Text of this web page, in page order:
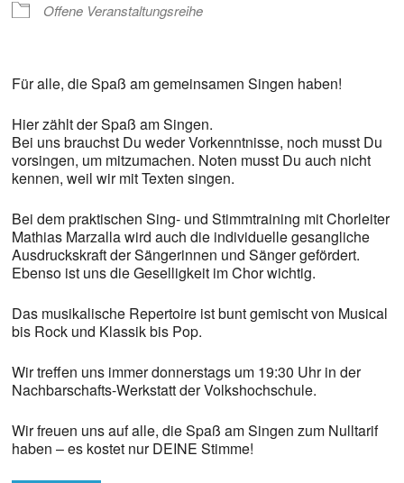
Offene Veranstaltungsreihe
Für alle, die Spaß am gemeinsamen Singen haben!
Hier zählt der Spaß am Singen.
Bei uns brauchst Du weder Vorkenntnisse, noch musst Du
vorsingen, um mitzumachen. Noten musst Du auch nicht
kennen, weil wir mit Texten singen.
Bei dem praktischen Sing- und Stimmtraining mit Chorleiter
Mathias Marzalla wird auch die individuelle gesangliche
Ausdruckskraft der Sängerinnen und Sänger gefördert.
Ebenso ist uns die Geselligkeit im Chor wichtig.
Das musikalische Repertoire ist bunt gemischt von Musical
bis Rock und Klassik bis Pop.
Wir treffen uns immer donnerstags um 19:30 Uhr in der
Nachbarschafts-Werkstatt der Volkshochschule.
Wir freuen uns auf alle, die Spaß am Singen zum Nulltarif
haben – es kostet nur DEINE Stimme!